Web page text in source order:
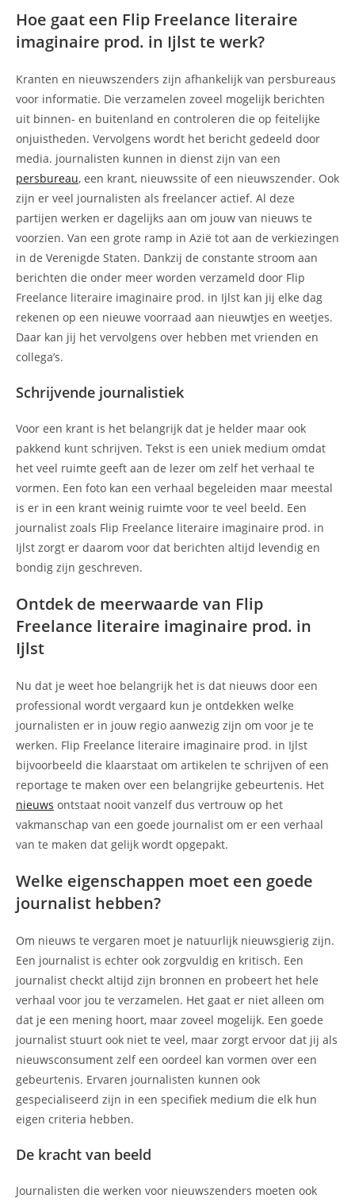
Hoe gaat een Flip Freelance literaire
imaginaire prod. in Ijlst te werk?
Kranten en nieuwszenders zijn afhankelijk van persbureaus
voor informatie. Die verzamelen zoveel mogelijk berichten
uit binnen- en buitenland en controleren die op feitelijke
onjuistheden. Vervolgens wordt het bericht gedeeld door
media. journalisten kunnen in dienst zijn van een
persbureau, een krant, nieuwssite of een nieuwszender. Ook
zijn er veel journalisten als freelancer actief. Al deze
partijen werken er dagelijks aan om jouw van nieuws te
voorzien. Van een grote ramp in Azië tot aan de verkiezingen
in de Verenigde Staten. Dankzij de constante stroom aan
berichten die onder meer worden verzameld door Flip
Freelance literaire imaginaire prod. in Ijlst kan jij elke dag
rekenen op een nieuwe voorraad aan nieuwtjes en weetjes.
Daar kan jij het vervolgens over hebben met vrienden en
collega’s.
Schrijvende journalistiek
Voor een krant is het belangrijk dat je helder maar ook
pakkend kunt schrijven. Tekst is een uniek medium omdat
het veel ruimte geeft aan de lezer om zelf het verhaal te
vormen. Een foto kan een verhaal begeleiden maar meestal
is er in een krant weinig ruimte voor te veel beeld. Een
journalist zoals Flip Freelance literaire imaginaire prod. in
Ijlst zorgt er daarom voor dat berichten altijd levendig en
bondig zijn geschreven.
Ontdek de meerwaarde van Flip
Freelance literaire imaginaire prod. in
Ijlst
Nu dat je weet hoe belangrijk het is dat nieuws door een
professional wordt vergaard kun je ontdekken welke
journalisten er in jouw regio aanwezig zijn om voor je te
werken. Flip Freelance literaire imaginaire prod. in Ijlst
bijvoorbeeld die klaarstaat om artikelen te schrijven of een
reportage te maken over een belangrijke gebeurtenis. Het
nieuws ontstaat nooit vanzelf dus vertrouw op het
vakmanschap van een goede journalist om er een verhaal
van te maken dat gelijk wordt opgepakt.
Welke eigenschappen moet een goede
journalist hebben?
Om nieuws te vergaren moet je natuurlijk nieuwsgierig zijn.
Een journalist is echter ook zorgvuldig en kritisch. Een
journalist checkt altijd zijn bronnen en probeert het hele
verhaal voor jou te verzamelen. Het gaat er niet alleen om
dat je een mening hoort, maar zoveel mogelijk. Een goede
journalist stuurt ook niet te veel, maar zorgt ervoor dat jij als
nieuwsconsument zelf een oordeel kan vormen over een
gebeurtenis. Ervaren journalisten kunnen ook
gespecialiseerd zijn in een specifiek medium die elk hun
eigen criteria hebben.
De kracht van beeld
Journalisten die werken voor nieuwszenders moeten ook